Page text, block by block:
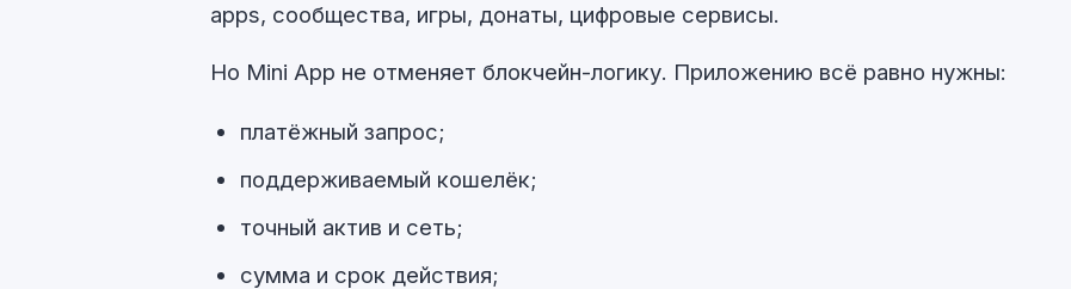
apps, сообщества, игры, донаты, цифровые сервисы.
Но Mini App не отменяет блокчейн-логику. Приложению всё равно нужны:
платёжный запрос;
поддерживаемый кошелёк;
точный актив и сеть;
сумма и срок действия;